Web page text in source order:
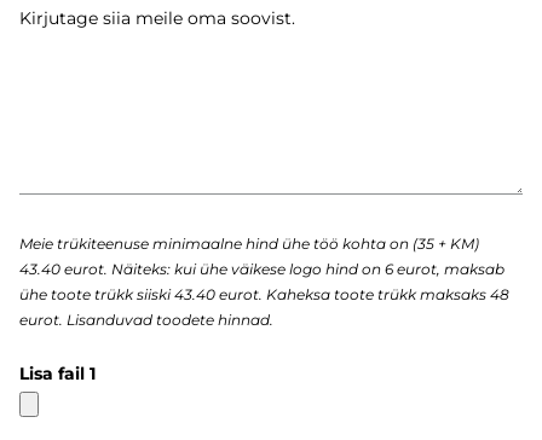
Meie trükiteenuse minimaalne hind ühe töö kohta on (35 + KM)
43.40 eurot. Näiteks: kui ühe väikese logo hind on 6 eurot, maksab
ühe toote trükk siiski 43.40 eurot. Kaheksa toote trükk maksaks 48
eurot. Lisanduvad toodete hinnad.
Lisa fail 1